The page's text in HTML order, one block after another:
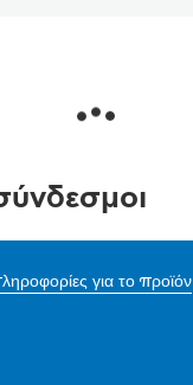
για το προϊόν